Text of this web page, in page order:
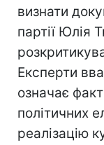
визнати
партії Юлія
Експерти
означає
політичних
реалізацію